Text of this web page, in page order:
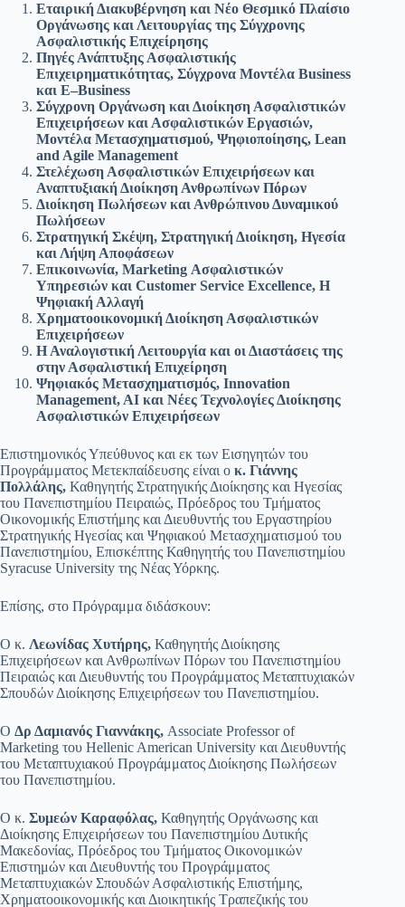
Εταιρική Διακυβέρνηση και Νέο Θεσμικό Πλαίσιο
Οργάνωσης και Λειτουργίας της Σύγχρονης
Ασφαλιστικής Επιχείρησης
Πηγές Ανάπτυξης Ασφαλιστικής
Επιχειρηματικότητας, Σύγχρονα Μοντέλα Business
και E–Business
Σύγχρονη Οργάνωση και Διοίκηση Ασφαλιστικών
Επιχειρήσεων και Ασφαλιστικών Εργασιών,
Μοντέλα Μετασχηματισμού, Ψηφιοποίησης, Lean
and Agile Management
Στελέχωση Ασφαλιστικών Επιχειρήσεων και
Αναπτυξιακή Διοίκηση Ανθρωπίνων Πόρων
Διοίκηση Πωλήσεων και Ανθρώπινου Δυναμικού
Πωλήσεων
Στρατηγική Σκέψη, Στρατηγική Διοίκηση, Ηγεσία
και Λήψη Αποφάσεων
Επικοινωνία, Marketing Ασφαλιστικών
Υπηρεσιών και Customer Service Excellence, Η
Ψηφιακή Αλλαγή
Χρηματοοικονομική Διοίκηση Ασφαλιστικών
Επιχειρήσεων
Η Αναλογιστική Λειτουργία και οι Διαστάσεις της
στην Ασφαλιστική Επιχείρηση
Ψηφιακός Μετασχηματισμός, Innovation
Management, AI και Νέες Τεχνολογίες Διοίκησης
Ασφαλιστικών Επιχειρήσεων
Επιστημονικός Υπεύθυνος και εκ των Εισηγητών του
Προγράμματος Μετεκπαίδευσης είναι ο κ. Γιάννης
Πολλάλης, Καθηγητής Στρατηγικής Διοίκησης και Ηγεσίας
του Πανεπιστημίου Πειραιώς, Πρόεδρος του Τμήματος
Οικονομικής Επιστήμης και Διευθυντής του Εργαστηρίου
Στρατηγικής Ηγεσίας και Ψηφιακού Μετασχηματισμού του
Πανεπιστημίου, Επισκέπτης Καθηγητής του Πανεπιστημίου
Syracuse University της Νέας Υόρκης.
Επίσης, στο Πρόγραμμα διδάσκουν:
Ο κ. Λεωνίδας Χυτήρης, Καθηγητής Διοίκησης
Επιχειρήσεων και Ανθρωπίνων Πόρων του Πανεπιστημίου
Πειραιώς και Διευθυντής του Προγράμματος Μεταπτυχιακών
Σπουδών Διοίκησης Επιχειρήσεων του Πανεπιστημίου.
Ο Δρ Δαμιανός Γιαννάκης, Associate Professor of
Marketing του Hellenic American University και Διευθυντής
του Μεταπτυχιακού Προγράμματος Διοίκησης Πωλήσεων
του Πανεπιστημίου.
Ο κ. Συμεών Καραφόλας, Καθηγητής Οργάνωσης και
Διοίκησης Επιχειρήσεων του Πανεπιστημίου Δυτικής
Μακεδονίας, Πρόεδρος του Τμήματος Οικονομικών
Επιστημών και Διευθυντής του Προγράμματος
Μεταπτυχιακών Σπουδών Ασφαλιστικής Επιστήμης,
Χρηματοοικονομικής και Διοικητικής Τραπεζικής του